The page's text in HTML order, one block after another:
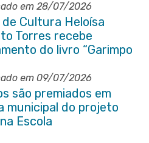
em 28/07/2026
de Cultura Heloísa
Torres recebe
do livro “Garimpo
em 09/07/2026
são premiados em
municipal do projeto
Escola